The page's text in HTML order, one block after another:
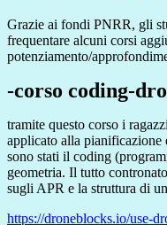
Grazie ai fondi PNRR, gli
frequentare alcuni corsi
potenziamento/
-corso coding-
tramite questo corso i
applicato alla
sono stati il coding
geometria. Il tutto
sugli APR e la struttura di
https://droneblocks.io/use-